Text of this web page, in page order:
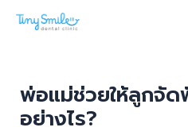
Skip
พ่อแม่ช่วยให้ลูกจัด
อย่างไร?
Post
navigation